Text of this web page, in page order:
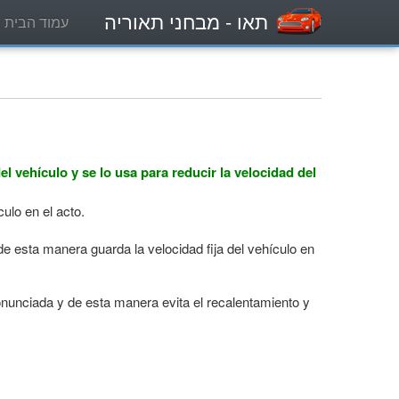
תאו - מבחני תאוריה עמוד הבית
vehículo y se lo usa para reducir la velocidad del
en el acto.
esta manera guarda la velocidad fija del vehículo en
y de esta manera evita el recalentamiento y